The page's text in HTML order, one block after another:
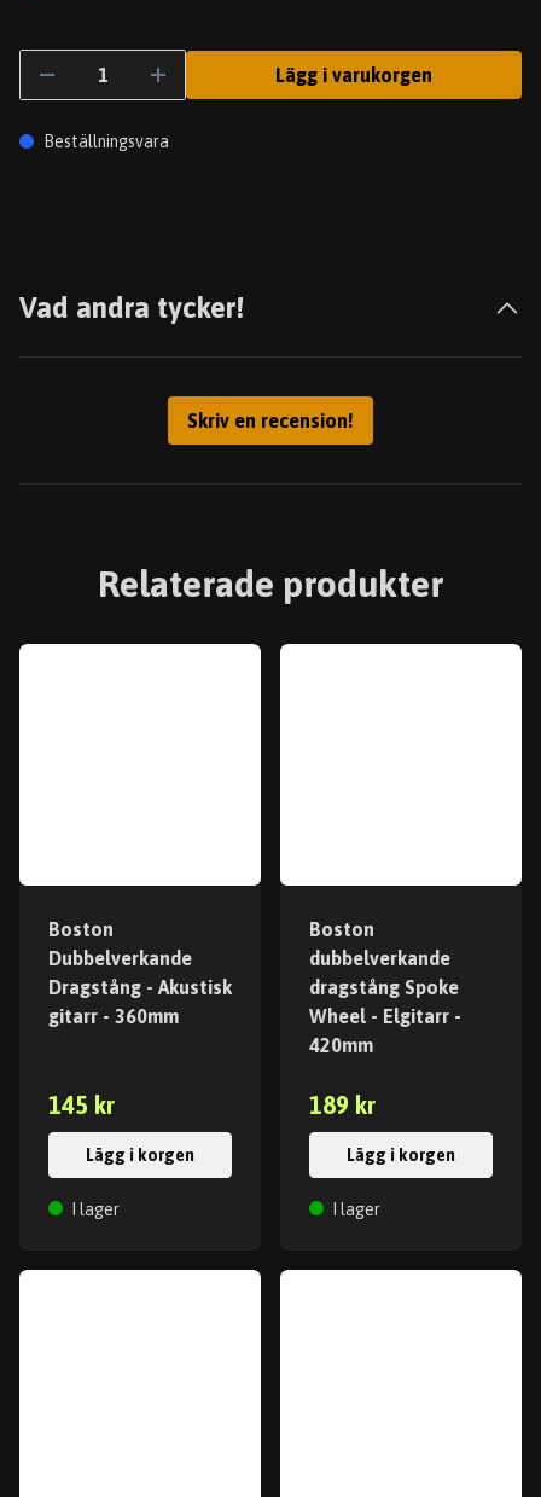
Lägg i varukorgen
Beställningsvara
Vad andra tycker!
Skriv en recension!
Relaterade produkter
Boston
Dubbelverkande
Dragstång - Akustisk
gitarr - 360mm
145 kr
Lägg i korgen
I lager
Boston
dubbelverkande
dragstång Spoke
Wheel - Elgitarr -
420mm
189 kr
Lägg i korgen
I lager